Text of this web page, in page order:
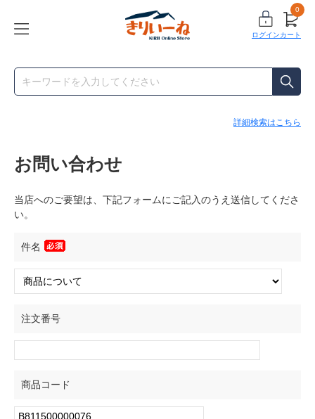
ログイン
0
カート
詳細検索はこちら
お問い合わせ
当店へのご要望は、下記フォームにご記入のうえ送信してくださ
い。
件名
注文番号
商品コード